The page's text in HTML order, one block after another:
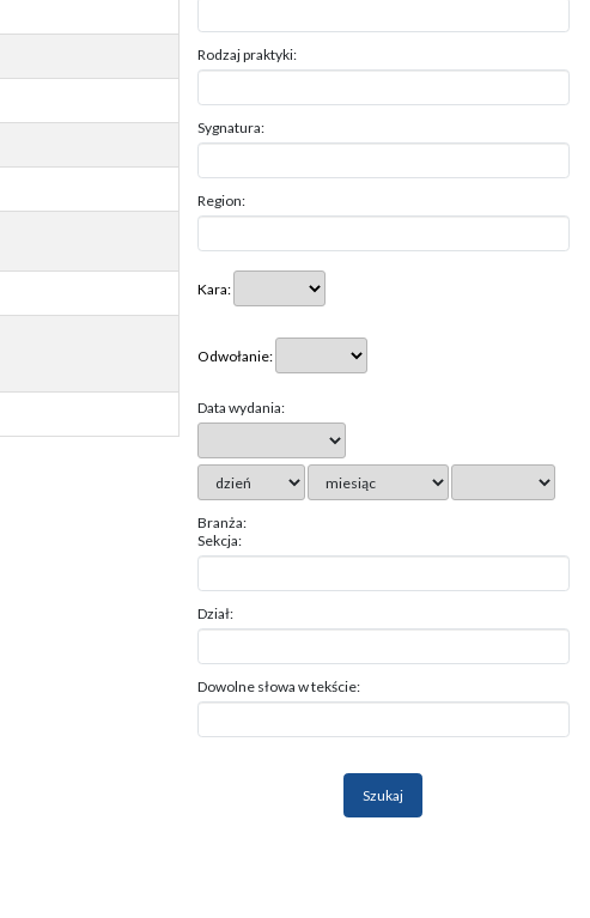
Rodzaj praktyki:
Sygnatura:
Region:
Kara:
Odwołanie:
Data wydania:
Branża:
Sekcja:
Dział:
Dowolne słowa w tekście: